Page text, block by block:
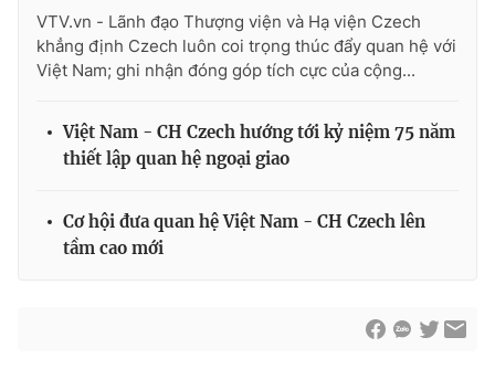
VTV.vn - Lãnh đạo Thượng viện và Hạ viện Czech
khẳng định Czech luôn coi trọng thúc đẩy quan hệ với
Việt Nam; ghi nhận đóng góp tích cực của cộng...
Việt Nam - CH Czech hướng tới kỷ niệm 75 năm
thiết lập quan hệ ngoại giao
Cơ hội đưa quan hệ Việt Nam - CH Czech lên
tầm cao mới